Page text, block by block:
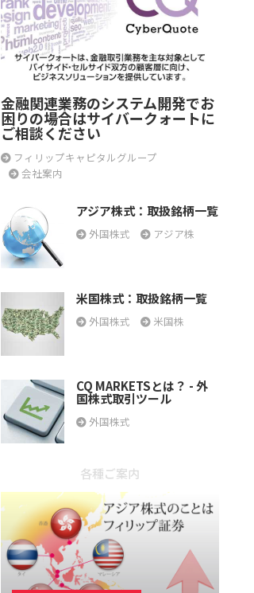
金融関連業務のシステム開発でお
困りの場合はサイバークォートに
ご相談ください
フィリップキャピタルグループ
会社案内
アジア株式：取扱銘柄一覧
外国株式 アジア株
米国株式：取扱銘柄一覧
外国株式 米国株
CQ MARKETSとは？ - 外
国株式取引ツール
外国株式
各種ご案内